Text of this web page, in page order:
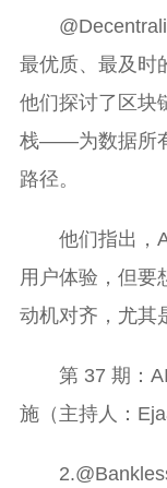
最优质、最及时
他们探讨了区块
栈——为数据所
路径。
他们指出，
用户体验，但要
动机对齐，尤其
第 37 期：
施（主持人：